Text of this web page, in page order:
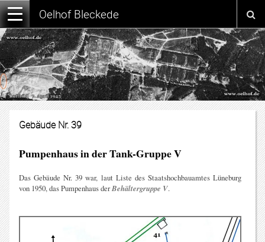
Oelhof Bleckede
Gebäude Nr. 39
Pumpenhaus in der Tank-Gruppe V
Das Gebäude Nr. 39 war, laut Liste des Staatshochbauamtes Lüneburg
von 1950, das Pumpenhaus derBehältergruppe V.